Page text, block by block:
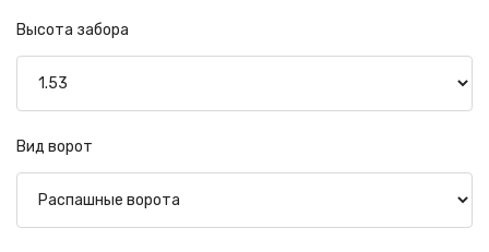
Высота забора
Вид ворот